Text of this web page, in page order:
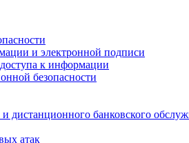
и электронной подписи
к информации
безопасности
дистанционного банковского
атак